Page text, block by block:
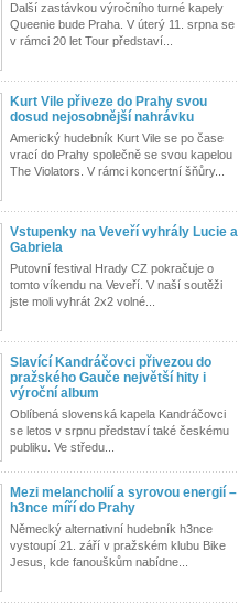
Další zastávkou výročního turné kapely
Queenie bude Praha. V úterý 11. srpna se
v rámci 20 let Tour představí...
Kurt Vile přiveze do Prahy svou
dosud nejosobnější nahrávku
Americký hudebník Kurt Vile se po čase
vrací do Prahy společně se svou kapelou
The Violators. V rámci koncertní šňůry...
Vstupenky na Veveří vyhrály Lucie a
Gabriela
Putovní festival Hrady CZ pokračuje o
tomto víkendu na Veveří. V naší soutěži
jste moli vyhrát 2x2 volné...
Slavící Kandráčovci přivezou do
pražského Gauče největší hity i
výroční album
Oblíbená slovenská kapela Kandráčovci
se letos v srpnu představí také českému
publiku. Ve středu...
Mezi melancholií a syrovou energií –
h3nce míří do Prahy
Německý alternativní hudebník h3nce
vystoupí 21. září v pražském klubu Bike
Jesus, kde fanouškům nabídne...